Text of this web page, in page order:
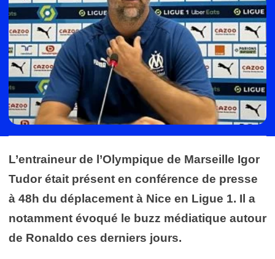
L’entraineur de l’Olympique de Marseille Igor
Tudor était présent en conférence de presse
à 48h du déplacement à Nice en Ligue 1. Il a
notamment évoqué le buzz médiatique autour
de Ronaldo ces derniers jours.